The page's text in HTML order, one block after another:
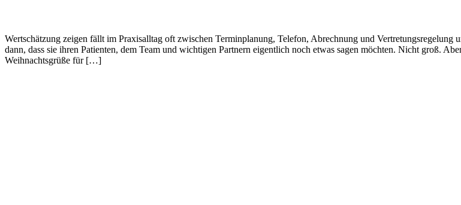
Wertschätzung zeigen fällt im Praxisalltag oft zwischen Terminplanung, Telefon, Abrechnung und Vertretungsregelung
dann, dass sie ihren Patienten, dem Team und wichtigen Partnern eigentlich noch etwas sagen möchten. Nicht groß.
Weihnachtsgrüße für […]